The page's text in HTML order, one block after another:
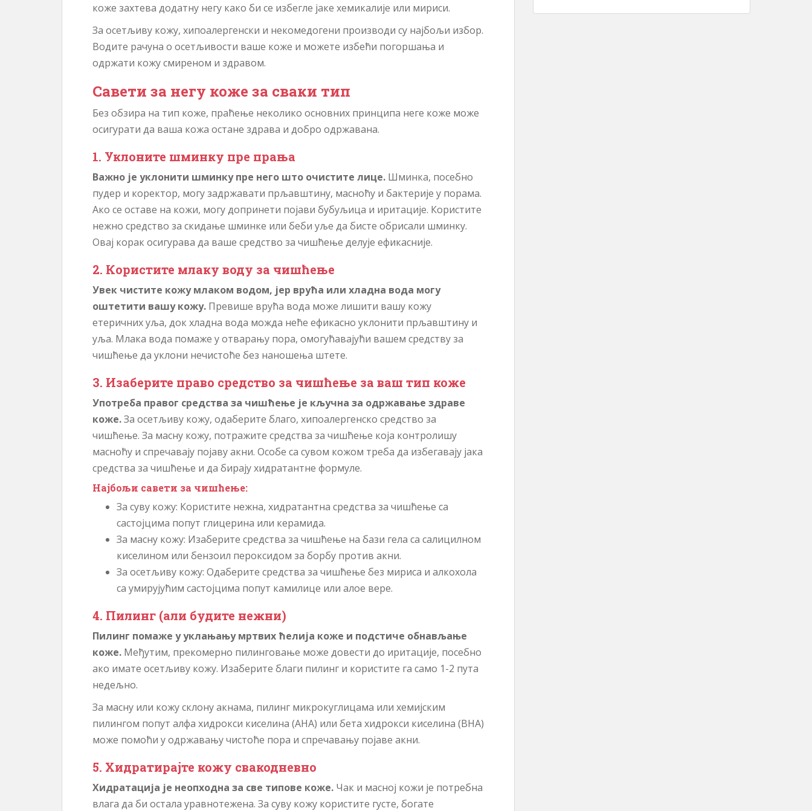
коже захтева додатну негу како би се избегле јаке хемикалије или мириси.
За осетљиву кожу, хипоалергенски и некомедогени производи су најбољи избор.
Водите рачуна о осетљивости ваше коже и можете избећи погоршања и
одржати кожу смиреном и здравом.
Савети за негу коже за сваки тип
Без обзира на тип коже, праћење неколико основних принципа неге коже може
осигурати да ваша кожа остане здрава и добро одржавана.
1. Уклоните шминку пре прања
Важно је уклонити шминку пре него што очистите лице. Шминка, посебно
пудер и коректор, могу задржавати прљавштину, масноћу и бактерије у порама.
Ако се оставе на кожи, могу допринети појави бубуљица и иритације. Користите
нежно средство за скидање шминке или беби уље да бисте обрисали шминку.
Овај корак осигурава да ваше средство за чишћење делује ефикасније.
2. Користите млаку воду за чишћење
Увек чистите кожу млаком водом, јер врућа или хладна вода могу
оштетити вашу кожу. Превише врућа вода може лишити вашу кожу
етеричних уља, док хладна вода можда неће ефикасно уклонити прљавштину и
уља. Млака вода помаже у отварању пора, омогућавајући вашем средству за
чишћење да уклони нечистоће без наношења штете.
3. Изаберите право средство за чишћење за ваш тип коже
Употреба правог средства за чишћење је кључна за одржавање здраве
коже.За осетљиву кожу, одаберите благо, хипоалергенско средство за
чишћење. За масну кожу, потражите средства за чишћење која контролишу
масноћу и спречавају појаву акни. Особе са сувом кожом треба да избегавају јака
средства за чишћење и да бирају хидратантне формуле.
Најбољи савети за чишћење:
За суву кожу: Користите нежна, хидратантна средства за чишћење са
састојцима попут глицерина или керамида.
За масну кожу: Изаберите средства за чишћење на бази гела са салицилном
киселином или бензоил пероксидом за борбу против акни.
За осетљиву кожу: Одаберите средства за чишћење без мириса и алкохола
са умирујућим састојцима попут камилице или алое вере.
4. Пилинг (али будите нежни)
Пилинг помаже у уклањању мртвих ћелија коже и подстиче обнављање
коже. Међутим, прекомерно пилинговање може довести до иритације, посебно
ако имате осетљиву кожу. Изаберите благи пилинг и користите га само 1-2 пута
недељно.
За масну или кожу склону акнама, пилинг микрокуглицама или хемијским
пилингом попут алфа хидрокси киселина (AHA) или бета хидрокси киселина (BHA)
може помоћи у одржавању чистоће пора и спречавању појаве акни.
5. Хидратирајте кожу свакодневно
Хидратација је неопходна за све типове коже. Чак и масној кожи је потребна
влага да би остала уравнотежена. За суву кожу користите густе, богате